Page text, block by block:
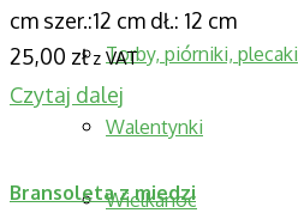
Torby, piórniki, plecaki
Walentynki
Wielkanoc
cm szer.:12 cm dł.: 12 cm
25,00 zł z VAT
Czytaj dalej
Bransoleta z miedzi